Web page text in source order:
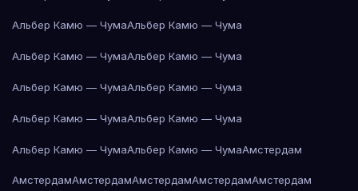
Альбер Камю — ЧумаАльбер Камю — Чума
Альбер Камю — ЧумаАльбер Камю — Чума
Альбер Камю — ЧумаАльбер Камю — Чума
Альбер Камю — ЧумаАльбер Камю — Чума
Альбер Камю — ЧумаАльбер Камю — ЧумаАмстердам
АмстердамАмстердамАмстердамАмстердамАмстердам